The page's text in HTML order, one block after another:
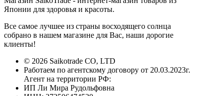
Японии для здоровья и красоты.
Все самое лучшее из страны восходящего солнца
собрано в нашем магазине для Вас, наши дорогие
клиенты!
© 2026 Saikotrade CO, LTD
Работаем по агентскому договору от 20.03.2023г.
Агент на территории РФ:
ИП Ли Мира Рудольфовна